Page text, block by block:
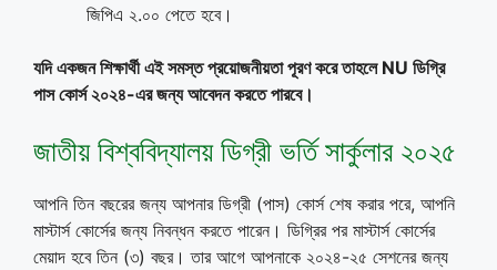
জিপিএ ২.০০ পেতে হবে।
যদি একজন শিক্ষার্থী এই সমস্ত প্রয়োজনীয়তা পূরণ করে তাহলে NU ডিগ্রি
পাস কোর্স ২০২৪-এর জন্য আবেদন করতে পারবে।
জাতীয় বিশ্ববিদ্যালয় ডিগ্রী ভর্তি সার্কুলার ২০২৫
আপনি তিন বছরের জন্য আপনার ডিগ্রী (পাস) কোর্স শেষ করার পরে, আপনি
মাস্টার্স কোর্সের জন্য নিবন্ধন করতে পারেন। ডিগ্রির পর মাস্টার্স কোর্সের
মেয়াদ হবে তিন (৩) বছর। তার আগে আপনাকে ২০২৪-২৫ সেশনের জন্য